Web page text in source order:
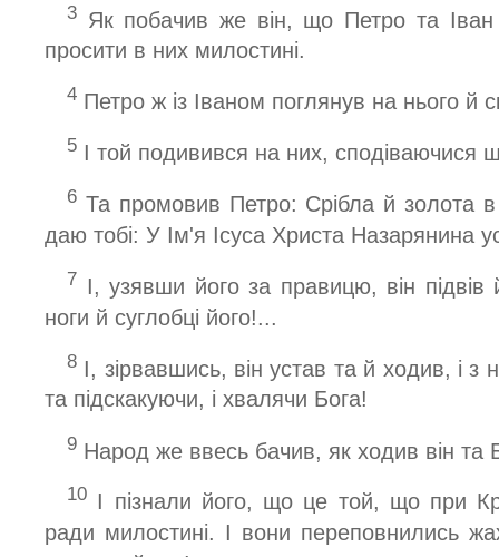
3 Як побачив же він, що Петро та Іван
просити в них милостині.
4 Петро ж із Іваном поглянув на нього й
5 І той подивився на них, сподіваючися
6 Та промовив Петро: Срібла й
даю тобі: У Ім'я Ісуса Христа Назарянина
7 І, узявши його за правицю, він підвів
ноги й суглобці його!...
8 І, зірвавшись, він устав та й ходив, і
та підскакуючи, і хвалячи Бога!
9 Народ же ввесь бачив, як ходив він та
10 І пізнали його, що це той, що при
ради милостині. І вони переповнились